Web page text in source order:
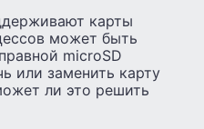
карты
может быть
microSD
или заменить карту
ли это решить